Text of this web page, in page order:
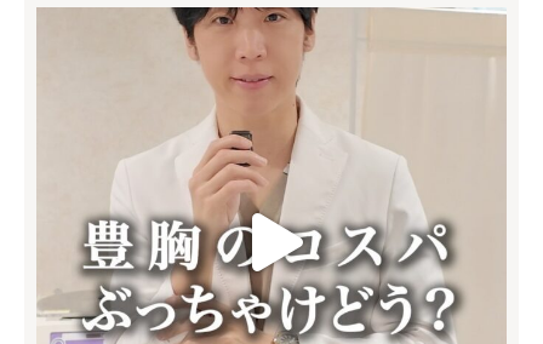
mycli.honda
6月 17